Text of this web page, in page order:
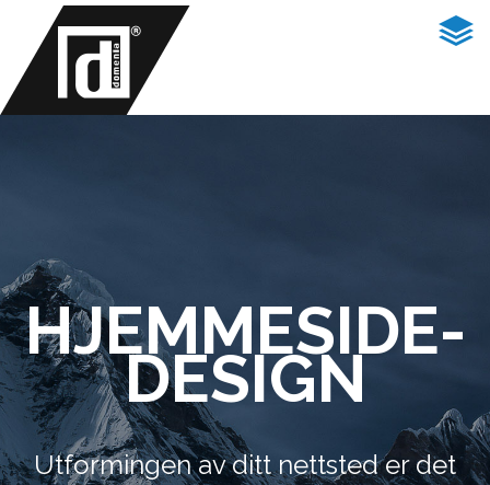
HJEMMESIDE-
DESIGN
Utformingen av ditt nettsted er det